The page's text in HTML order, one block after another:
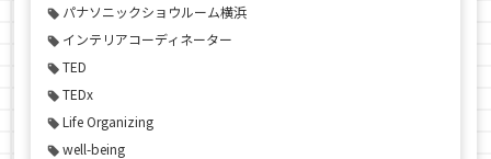
パナソニックショウルーム横浜
インテリアコーディネーター
TED
TEDx
Life Organizing
well-being